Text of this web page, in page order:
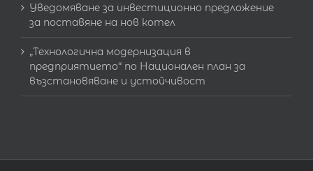
Уведомяване за инвестиционно предложение
за поставяне на нов котел
„Технологична модернизация в
предприятието“ по Национален план за
възстановяване и устойчивост